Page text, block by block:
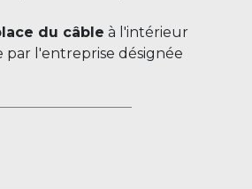
du câble à l'intérieur
par l'entreprise désignée